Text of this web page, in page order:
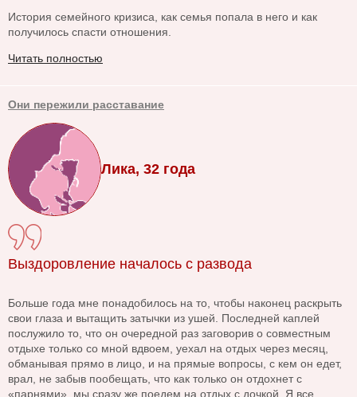
История семейного кризиса, как семья попала в него и как
получилось спасти отношения.
Читать полностью
Они пережили расставание
Лика, 32 года
Выздоровление началось с развода
Больше года мне понадобилось на то, чтобы наконец раскрыть
свои глаза и вытащить затычки из ушей. Последней каплей
послужило то, что он очередной раз заговорив о совместным
отдыхе только со мной вдвоем, уехал на отдых через месяц,
обманывая прямо в лицо, и на прямые вопросы, с кем он едет,
врал, не забыв пообещать, что как только он отдохнет с
«парнями», мы сразу же поедем на отдых с дочкой. Я все